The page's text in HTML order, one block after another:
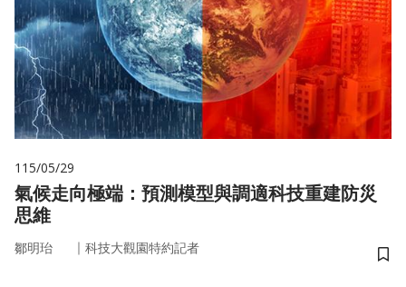
115/05/29
氣候走向極端：預測模型與調適科技重建防災
思維
鄒明珆 ｜ 科技大觀園特約記者
儲